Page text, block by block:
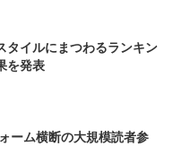
タイルにまつわるランキン
を発表
ーム横断の大規模読者参